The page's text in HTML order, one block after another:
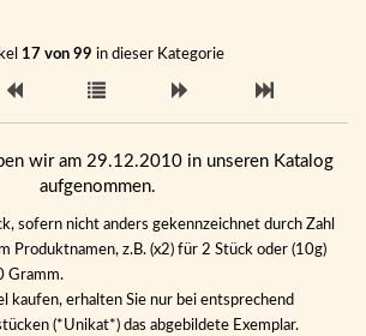
17 von 99 in dieser Kategorie
wir am 29.12.2010 in unseren Katalog
aufgenommen.
sofern nicht anders gekennzeichnet durch Zahl
Produktnamen, z.B. (x2) für 2 Stück oder (10g)
Gramm.
kaufen, erhalten Sie nur bei entsprechend
(*Unikat*) das abgebildete Exemplar.